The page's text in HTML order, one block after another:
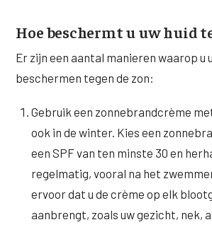
Hals
Decolleté
Handen
Hyperpigmentatie
Overmatig zweten
Sculptra (collageen aanmaak)
Silhouette Soft
Teosyal Redensity
HUID & AANVULLEND
Peeling
Atletisch verouderings profiel
Digitale Nek Profiel
Hoe beschermt u uw huid
Er zijn een aantal manieren waarop u
beschermen tegen de zon:
Gebruik een zonnebrandcrème
ook in de winter. Kies een
een SPF van ten minste 30 en
regelmatig, vooral na het
ervoor dat u de crème op elk
aanbrengt, zoals uw gezicht, nek,